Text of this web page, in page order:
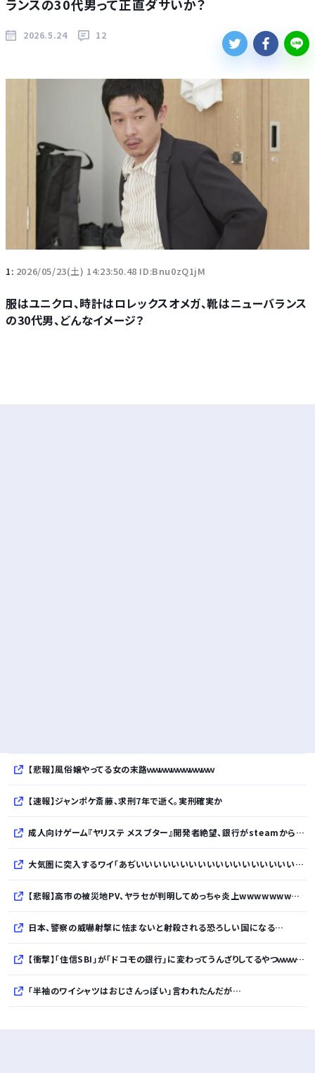
ランスの30代男って正直ダサいか？
2026.5.24 12
1: 2026/05/23(土) 14:23:50.48 ID:Bnu0zQ1jM
服はユニクロ、時計はロレックスオメガ、靴はニューバランス
の30代男、どんなイメージ？
【悲報】風俗嬢やってる女の末路ｗｗｗｗｗｗｗｗｗｗｗ
【速報】ジャンポケ斎藤、求刑7年で逝く。実刑確実か
成人向けゲーム『ヤリステ メスブター』開発者絶望、銀行がsteamからの入金を拒否→金が入ってなくても売上金額分の納税義務あり
大気圏に突入するワイ「あぢいいいいいいいいいいいいいいいいいい！！！！」
【悲報】高市の被災地PV、ヤラセが判明してめっちゃ炎上wwwwwwwwwwwwwwwwwwwwwwwwwww
日本、警察の威嚇射撃に怯まないと射殺される恐ろしい国になる…
【衝撃】「住信SBI」が「ドコモの銀行」に変わってうんざりしてるやつｗｗｗｗｗ
「半袖のワイシャツはおじさんっぽい」言われたんだが…